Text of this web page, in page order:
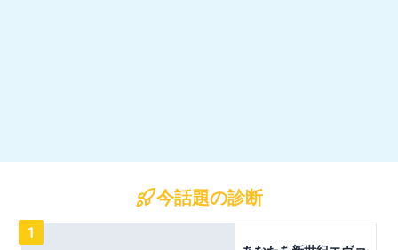
今話題の診断
1